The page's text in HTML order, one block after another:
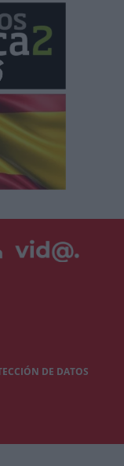
DE DATOS